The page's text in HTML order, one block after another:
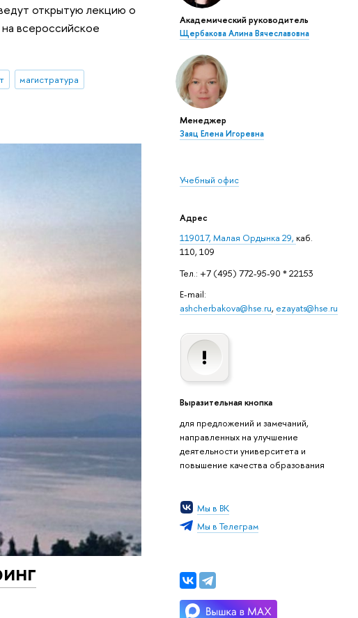
Академический руководитель
Щербакова Алина Вячеславовна
Менеджер
Заяц Елена Игоревна
Учебный офис
Адрес
119017, Малая Ордынка 29, каб.
110, 109
Тел.: +7 (495) 772-95-90 * 22153
E-mail:
ashcherbakova@hse.ru, ezayats@hse.ru
Выразительная кнопка
для предложений и замечаний,
направленных на улучшение
деятельности университета и
повышение качества образования
Мы в ВК
Мы в Телеграм
открытую лекцию о
всероссийское
магистратура